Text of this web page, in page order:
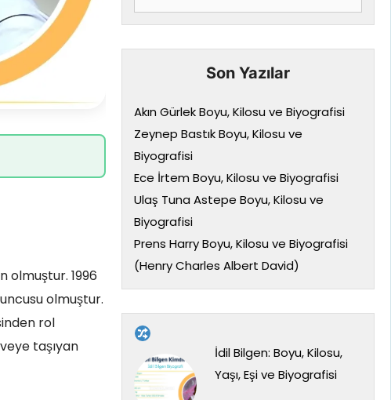
olmuştur. 1996
olmuştur.
rol
taşıyan
ara
Son Yazılar
Akın Gürlek Boyu, Kilosu ve Biyografisi
Zeynep Bastık Boyu, Kilosu ve
Biyografisi
Ece İrtem Boyu, Kilosu ve Biyografisi
Ulaş Tuna Astepe Boyu, Kilosu ve
Biyografisi
Prens Harry Boyu, Kilosu ve Biyografisi
(Henry Charles Albert David)
İdil Bilgen: Boyu, Kilosu,
Yaşı, Eşi ve Biyografisi